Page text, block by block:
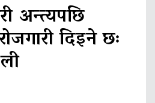
अन्त्यपछि
दिइने छः